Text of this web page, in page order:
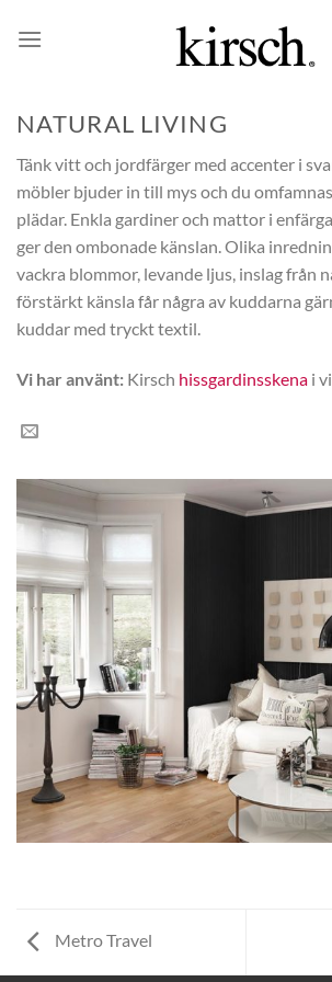
NATURAL LIVING
Tänk vitt och jordfärger med accenter i
möbler bjuder in till mys och du
plädar. Enkla gardiner och mattor i
ger den ombonade känslan. Olika
vackra blommor, levande ljus, inslag från
förstärkt känsla får några av kuddarna
kuddar med tryckt textil.
Vi har använt: Kirsch hissgardinsskena i
Metro Travel